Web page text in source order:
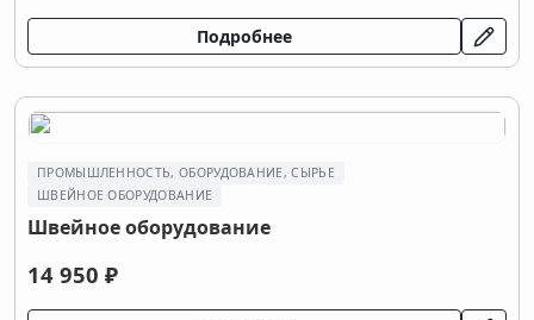
Подробнее
ПРОМЫШЛЕННОСТЬ, ОБОРУДОВАНИЕ, СЫРЬЕ
ШВЕЙНОЕ ОБОРУДОВАНИЕ
Швейное оборудование
14 950 ₽